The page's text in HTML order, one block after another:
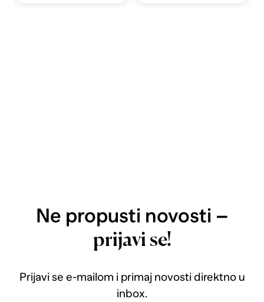
Ne propusti novosti –
prijavi se!
Prijavi se e-mailom i primaj novosti direktno u
inbox.